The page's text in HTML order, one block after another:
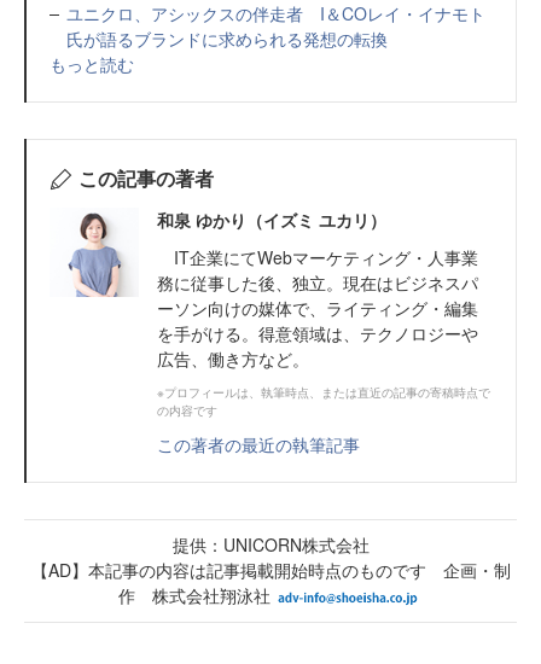
ユニクロ、アシックスの伴走者 I＆COレイ・イナモト
氏が語るブランドに求められる発想の転換
もっと読む
この記事の著者
和泉 ゆかり（イズミ ユカリ）
IT企業にてWebマーケティング・人事業
務に従事した後、独立。現在はビジネスパ
ーソン向けの媒体で、ライティング・編集
を手がける。得意領域は、テクノロジーや
広告、働き方など。
※プロフィールは、執筆時点、または直近の記事の寄稿時点で
の内容です
この著者の最近の執筆記事
提供：UNICORN株式会社
【AD】本記事の内容は記事掲載開始時点のものです 企画・制
作 株式会社翔泳社